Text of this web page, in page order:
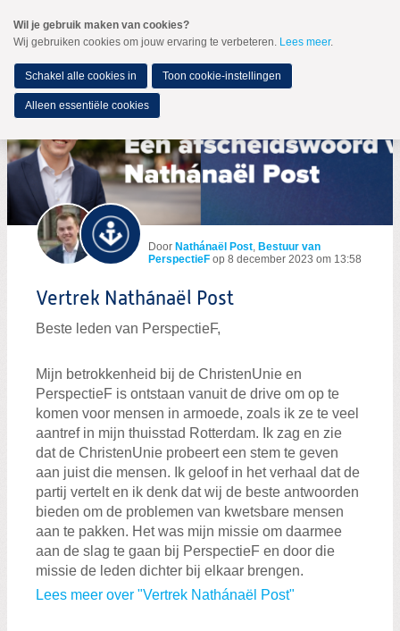
naar
Spring
de
inhoud
Spring
naar
hoofdmenu
MENU
Zoeken
Door Nathánaël Post, Bestuur van
PerspectieF op 8 december 2023 om 13:58
Vertrek Nathánaël Post
Beste leden van PerspectieF,
Mijn betrokkenheid bij de ChristenUnie en
PerspectieF is ontstaan vanuit de drive om op te
komen voor mensen in armoede, zoals ik ze te veel
aantref in mijn thuisstad Rotterdam. Ik zag en zie
dat de ChristenUnie probeert een stem te geven
aan juist die mensen. Ik geloof in het verhaal dat de
partij vertelt en ik denk dat wij de beste antwoorden
bieden om de problemen van kwetsbare mensen
aan te pakken. Het was mijn missie om daarmee
aan de slag te gaan bij PerspectieF en door die
missie de leden dichter bij elkaar brengen.
Lees meer over "Vertrek Nathánaël Post"
Wil je gebruik maken van cookies?
Wij gebruiken cookies om jouw ervaring te verbeteren. Lees meer.
Schakel alle cookies in Toon cookie-instellingen
Alleen essentiële cookies